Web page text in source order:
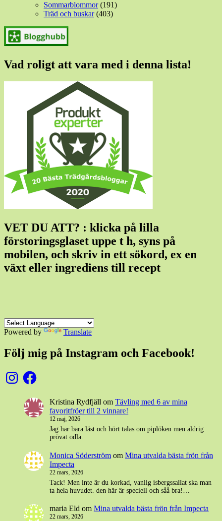
Sommarblommor(191)
Träd och buskar(403)
Vad roligt att vara med i denna lista!
VET DU ATT? : klicka på lilla
förstoringsglaset uppe t h, syns på
mobilen, och skriv in ett sökord, ex en
växt eller ingrediens till recept
Powered by Translate
Följ mig på Instagram och Facebook!
InstagramFacebook
Kristina Rydfjäll om Tävling med 6 av mina
favoritfröer till 2 vinnare!
12 maj, 2026
Jag har bara läst och hört talas om piplöken men aldrig
prövat odla.
Monica Söderström om Mina utvalda bästa frön från
Impecta
22 mars, 2026
Tack! Men inte är du korkad, vanlig isbergssallat ska man
ta hela huvudet. den här är speciell och såå bra!…
maria Eld om Mina utvalda bästa frön från Impecta
22 mars, 2026